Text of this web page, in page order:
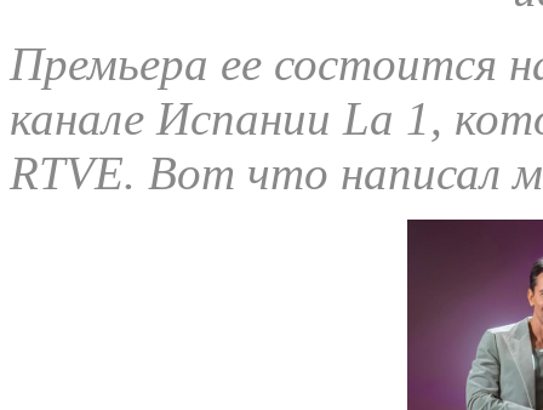
Премьера ее состоится
канале Испании La 1,
RTVE. Вот что написал